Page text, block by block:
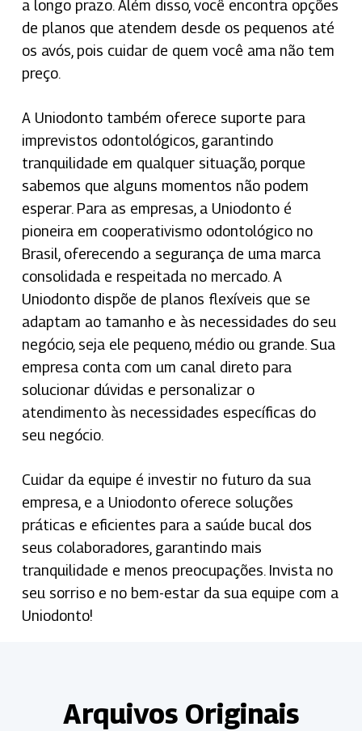
a longo prazo. Além disso, você encontra opções
de planos que atendem desde os pequenos até
os avós, pois cuidar de quem você ama não tem
preço.
A Uniodonto também oferece suporte para
imprevistos odontológicos, garantindo
tranquilidade em qualquer situação, porque
sabemos que alguns momentos não podem
esperar. Para as empresas, a Uniodonto é
pioneira em cooperativismo odontológico no
Brasil, oferecendo a segurança de uma marca
consolidada e respeitada no mercado. A
Uniodonto dispõe de planos flexíveis que se
adaptam ao tamanho e às necessidades do seu
negócio, seja ele pequeno, médio ou grande. Sua
empresa conta com um canal direto para
solucionar dúvidas e personalizar o
atendimento às necessidades específicas do
seu negócio.
Cuidar da equipe é investir no futuro da sua
empresa, e a Uniodonto oferece soluções
práticas e eficientes para a saúde bucal dos
seus colaboradores, garantindo mais
tranquilidade e menos preocupações. Invista no
seu sorriso e no bem-estar da sua equipe com a
Uniodonto!
Arquivos Originais